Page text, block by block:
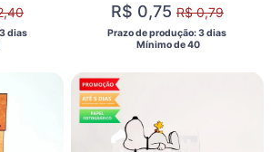
dias
R$ 0,75R$ 0,79
Prazo de produção: 3 dias
  Mínimo de 40